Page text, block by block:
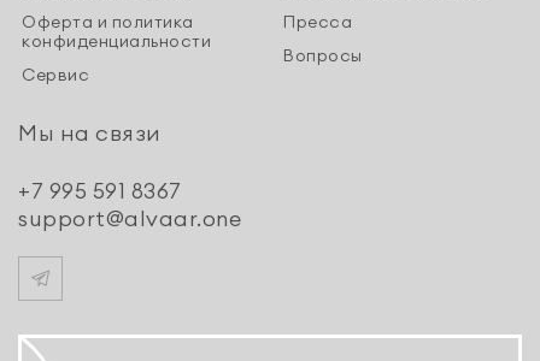
Оферта и политика
конфиденциальности
Сервис
Пресса
Вопросы
Мы на связи
+7 995 591 8367
support@alvaar.one